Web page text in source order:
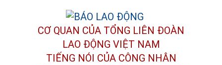
CƠ QUAN CỦA TỔNG LIÊN ĐOÀN
LAO ĐỘNG VIỆT NAM
TIẾNG NÓI CỦA CÔNG NHÂN